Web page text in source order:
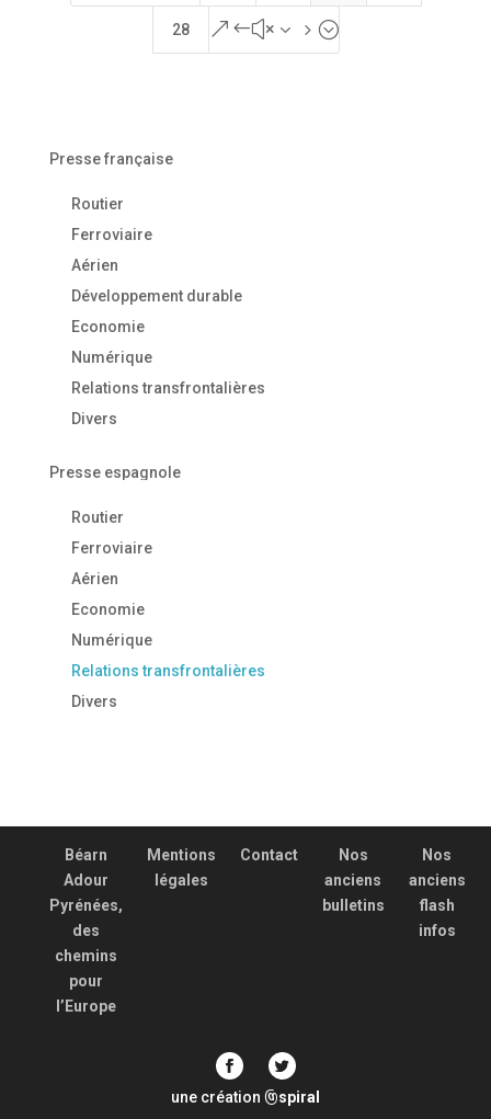
28 &#x35;
Presse française
Routier
Ferroviaire
Aérien
Développement durable
Economie
Numérique
Relations transfrontalières
Divers
Presse espagnole
Routier
Ferroviaire
Aérien
Economie
Numérique
Relations transfrontalières
Divers
Béarn
Adour
Pyrénées,
des
chemins
pour
l’Europe
Mentions
légales
Contact
Nos
anciens
bulletins
Nos
anciens
flash
infos
une création @spiral